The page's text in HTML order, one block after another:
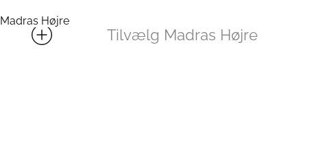
Madras Højre
Tilvælg Madras Højre